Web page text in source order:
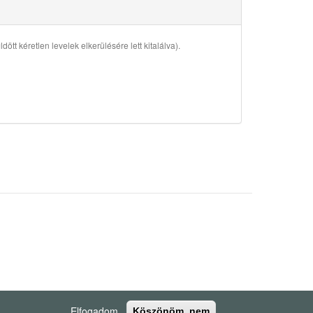
kéretlen levelek elkerülésére lett kitalálva).